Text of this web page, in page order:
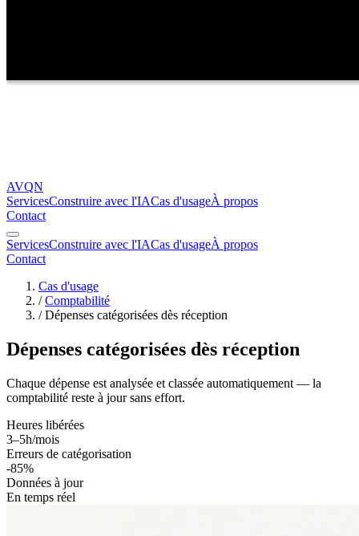
AVQN
ServicesConstruire avec l'IACas d'usageÀ propos
Contact
ServicesConstruire avec l'IACas d'usageÀ propos
Contact
Cas d'usage
/Comptabilité
/Dépenses catégorisées dès réception
Dépenses catégorisées dès réception
Chaque dépense est analysée et classée automatiquement — la
comptabilité reste à jour sans effort.
Heures libérées
3–5h/mois
Erreurs de catégorisation
-85%
Données à jour
En temps réel